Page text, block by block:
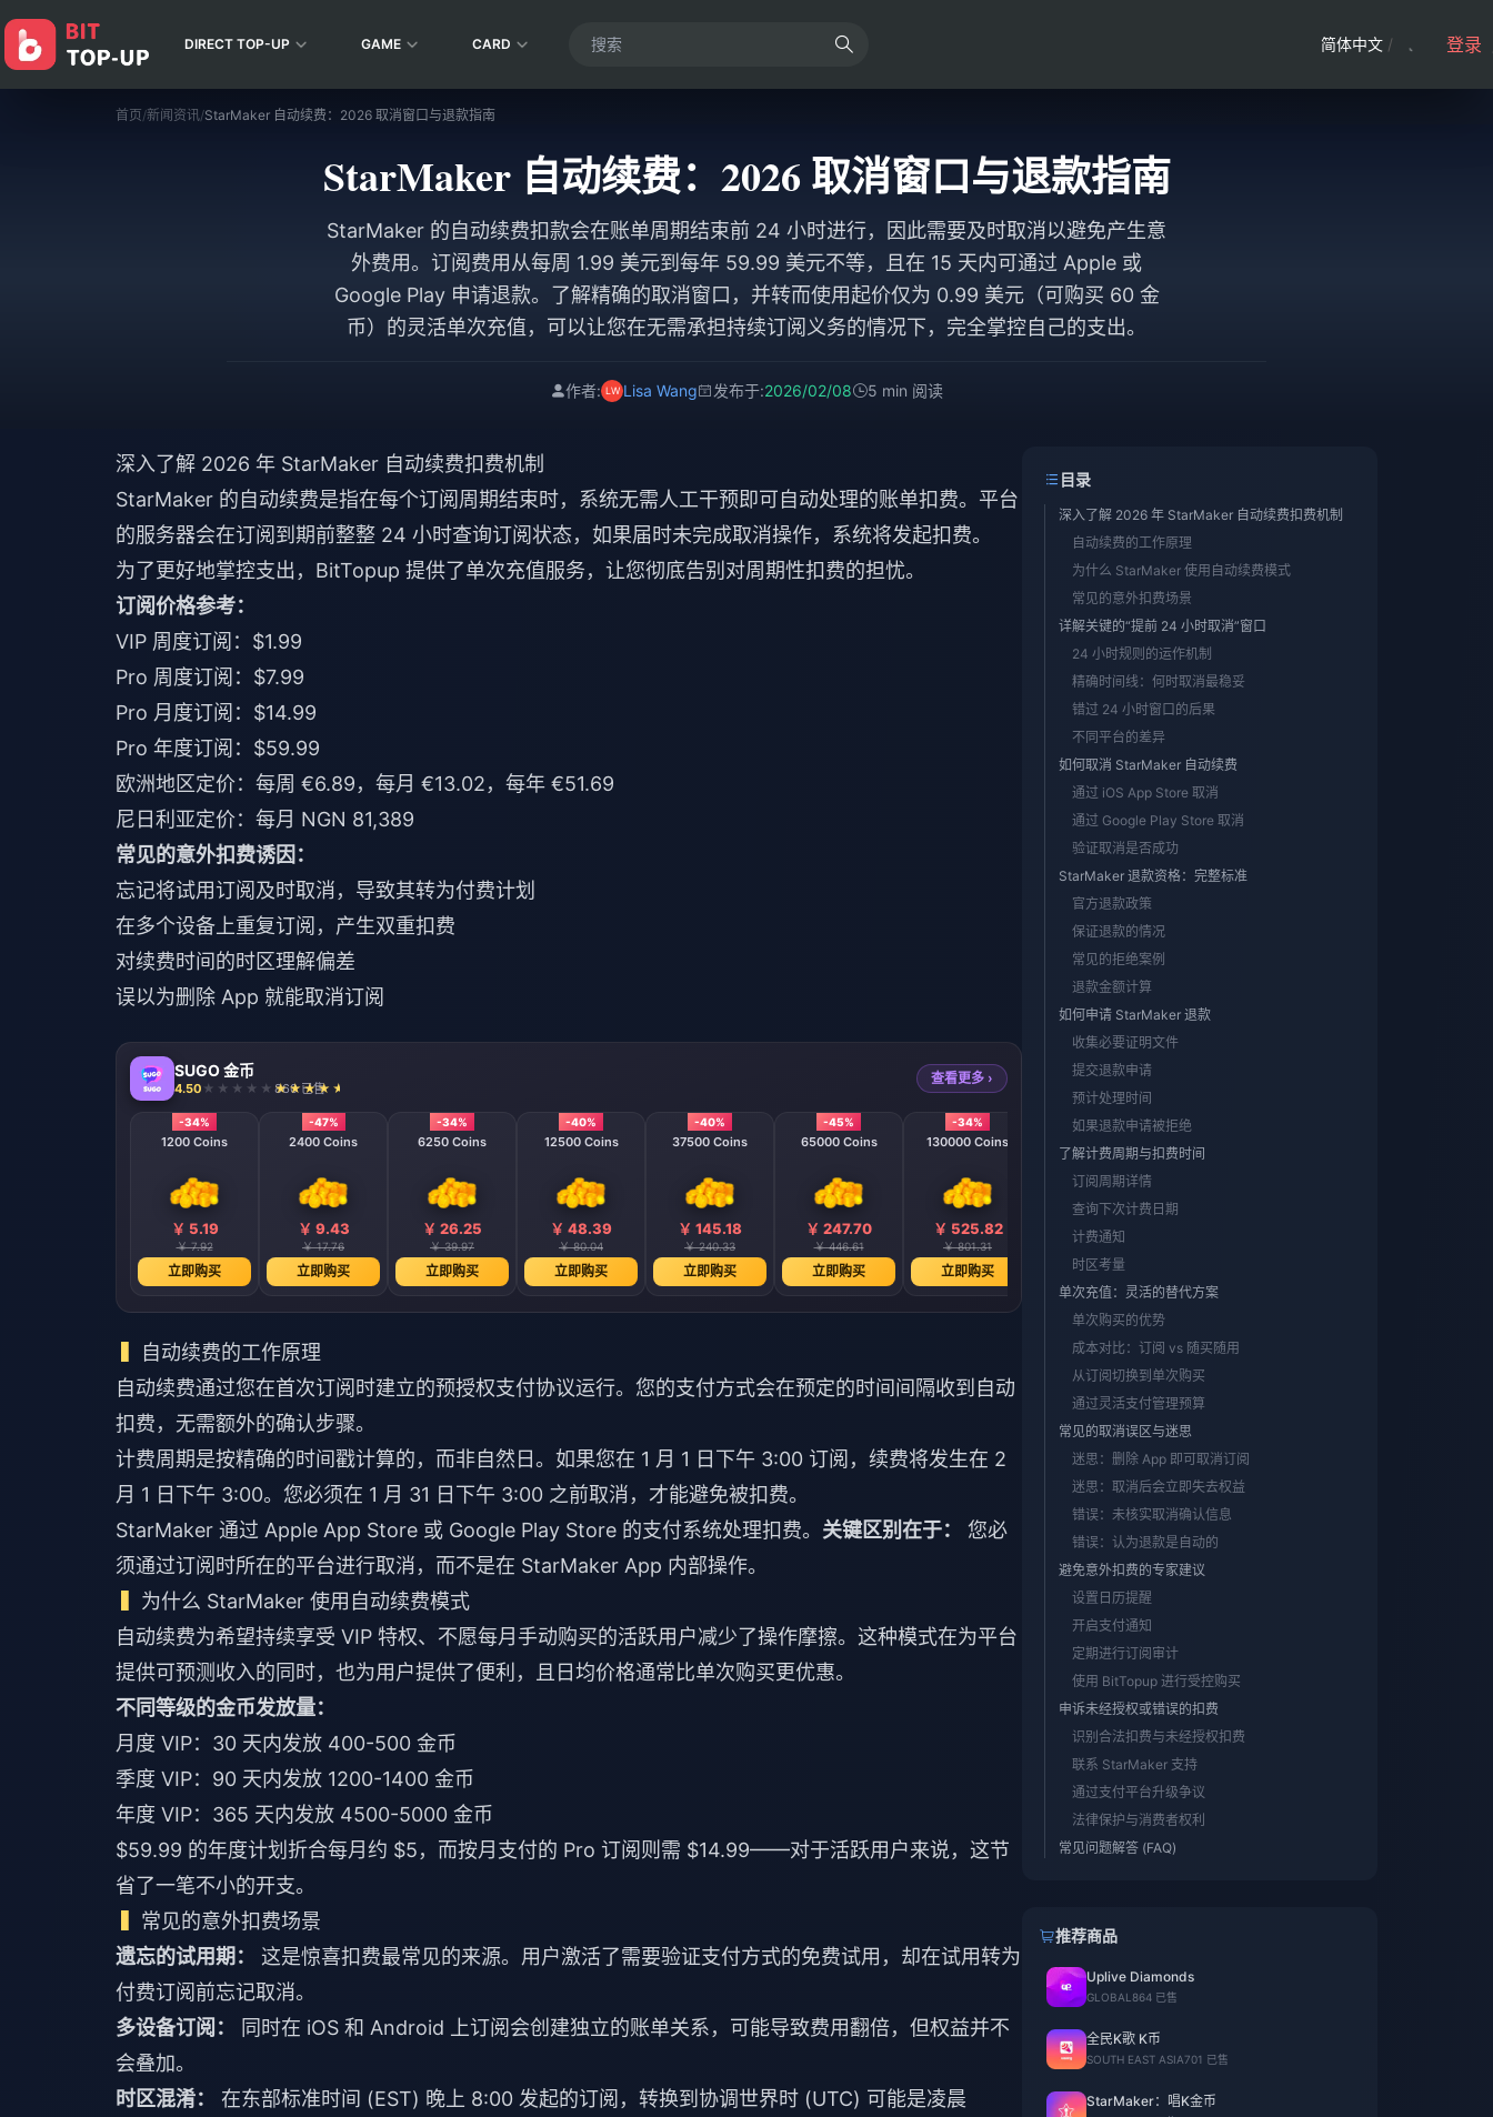
DIRECT TOP-UP GAME CARD 简体中文 / 登录
首页/新闻资讯/StarMaker 自动续费：2026 取消窗口与退款指南
StarMaker 自动续费：2026 取消窗口与退款指南
StarMaker 的自动续费扣款会在账单周期结束前 24 小时进行，因此需要及时取消以避免产生意
外费用。订阅费用从每周 1.99 美元到每年 59.99 美元不等，且在 15 天内可通过 Apple 或
Google Play 申请退款。了解精确的取消窗口，并转而使用起价仅为 0.99 美元（可购买 60 金
币）的灵活单次充值，可以让您在无需承担持续订阅义务的情况下，完全掌控自己的支出。
作者: Lisa Wang 发布于:2026/02/08 5 min 阅读
深入了解 2026 年 StarMaker 自动续费扣费机制
StarMaker 的自动续费是指在每个订阅周期结束时，系统无需人工干预即可自动处理的账单扣费。平台
的服务器会在订阅到期前整整 24 小时查询订阅状态，如果届时未完成取消操作，系统将发起扣费。
为了更好地掌控支出， BitTopup 提供了单次充值服务，让您彻底告别对周期性扣费的担忧。
订阅价格参考：
VIP 周度订阅：$1.99
Pro 周度订阅：$7.99
Pro 月度订阅：$14.99
Pro 年度订阅：$59.99
欧洲地区定价：每周 €6.89，每月 €13.02，每年 €51.69
尼日利亚定价：每月 NGN 81,389
常见的意外扣费诱因：
忘记将试用订阅及时取消，导致其转为付费计划
在多个设备上重复订阅，产生双重扣费
对续费时间的时区理解偏差
误以为删除 App 就能取消订阅
SUGO 金币
4.50 860 已售
查看更多 ›
-34%
1200 Coins
￥ 5.19
￥ 7.92
立即购买
-47%
2400 Coins
￥ 9.43
￥ 17.76
立即购买
-34%
6250 Coins
￥ 26.25
￥ 39.97
立即购买
-40%
12500 Coins
￥ 48.39
￥ 80.04
立即购买
-40%
37500 Coins
￥ 145.18
￥ 240.33
立即购买
-45%
65000 Coins
￥ 247.70
￥ 446.61
立即购买
-34%
130000 Coins
￥ 525.82
￥ 801.31
立即购买
自动续费的工作原理
自动续费通过您在首次订阅时建立的预授权支付协议运行。您的支付方式会在预定的时间间隔收到自动
扣费，无需额外的确认步骤。
计费周期是按精确的时间戳计算的，而非自然日。如果您在 1 月 1 日下午 3:00 订阅，续费将发生在 2
月 1 日下午 3:00。您必须在 1 月 31 日下午 3:00 之前取消，才能避免被扣费。
StarMaker 通过 Apple App Store 或 Google Play Store 的支付系统处理扣费。 关键区别在于：
您必
须通过订阅时所在的平台进行取消，而不是在 StarMaker App 内部操作。
为什么 StarMaker 使用自动续费模式
自动续费为希望持续享受 VIP 特权、不愿每月手动购买的活跃用户减少了操作摩擦。这种模式在为平台
提供可预测收入的同时，也为用户提供了便利，且日均价格通常比单次购买更优惠。
不同等级的金币发放量：
月度 VIP：30 天内发放 400-500 金币
季度 VIP：90 天内发放 1200-1400 金币
年度 VIP：365 天内发放 4500-5000 金币
$59.99 的年度计划折合每月约 $5，而按月支付的 Pro 订阅则需 $14.99——对于活跃用户来说，这节
省了一笔不小的开支。
常见的意外扣费场景
遗忘的试用期：
这是惊喜扣费最常见的来源。用户激活了需要验证支付方式的免费试用，却在试用转为
付费订阅前忘记取消。
多设备订阅：
同时在 iOS 和 Android 上订阅会创建独立的账单关系，可能导致费用翻倍，但权益并不
会叠加。
时区混淆：
在东部标准时间 (EST) 晚上 8:00 发起的订阅，转换到协调世界时 (UTC) 可能是凌晨
目录
深入了解 2026 年 StarMaker 自动续费扣费机制
自动续费的工作原理
为什么 StarMaker 使用自动续费模式
常见的意外扣费场景
详解关键的“提前 24 小时取消”窗口
24 小时规则的运作机制
精确时间线：何时取消最稳妥
错过 24 小时窗口的后果
不同平台的差异
如何取消 StarMaker 自动续费
通过 iOS App Store 取消
通过 Google Play Store 取消
验证取消是否成功
StarMaker 退款资格：完整标准
官方退款政策
保证退款的情况
常见的拒绝案例
退款金额计算
如何申请 StarMaker 退款
收集必要证明文件
提交退款申请
预计处理时间
如果退款申请被拒绝
了解计费周期与扣费时间
订阅周期详情
查询下次计费日期
计费通知
时区考量
单次充值：灵活的替代方案
单次购买的优势
成本对比：订阅 vs 随买随用
从订阅切换到单次购买
通过灵活支付管理预算
常见的取消误区与迷思
迷思：删除 App 即可取消订阅
迷思：取消后会立即失去权益
错误：未核实取消确认信息
错误：认为退款是自动的
避免意外扣费的专家建议
设置日历提醒
开启支付通知
定期进行订阅审计
使用 BitTopup 进行受控购买
申诉未经授权或错误的扣费
识别合法扣费与未经授权扣费
联系 StarMaker 支持
通过支付平台升级争议
法律保护与消费者权利
常见问题解答 (FAQ)
推荐商品
Uplive Diamonds
GLOBAL 864 已售
全民K歌 K币
SOUTH EAST ASIA701 已售
StarMaker：唱K金币